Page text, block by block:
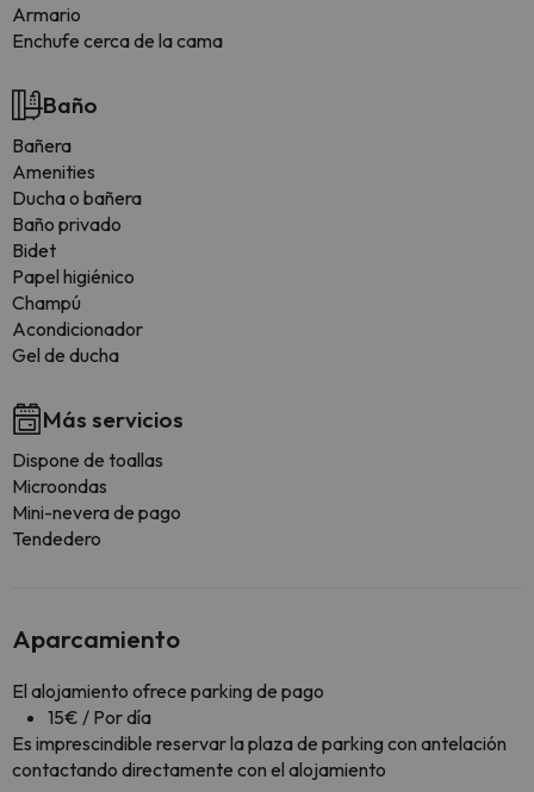
Armario
Enchufe cerca de la cama
Baño
Bañera
Amenities
Ducha o bañera
Baño privado
Bidet
Papel higiénico
Champú
Acondicionador
Gel de ducha
Más servicios
Dispone de toallas
Microondas
Mini-nevera de pago
Tendedero
Aparcamiento
El alojamiento ofrece parking de pago
15€ / Por día
Es imprescindible reservar la plaza de parking con antelación
contactando directamente con el alojamiento